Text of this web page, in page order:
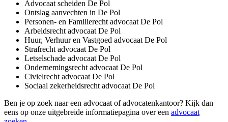
Advocaat scheiden De Pol
Ontslag aanvechten in De Pol
Personen- en Familierecht advocaat De Pol
Arbeidsrecht advocaat De Pol
Huur, Verhuur en Vastgoed advocaat De Pol
Strafrecht advocaat De Pol
Letselschade advocaat De Pol
Ondernemingsrecht advocaat De Pol
Civielrecht advocaat De Pol
Sociaal zekerheidsrecht advocaat De Pol
Ben je op zoek naar een advocaat of advocatenkantoor? Kijk dan
eens op onze uitgebreide informatiepagina over een advocaat